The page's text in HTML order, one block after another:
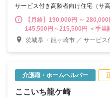
サービス付き高齢者向け住宅（サ高
【月給】190,000円 ～
145,500円～215,500円 ＜手当詳細＞ ＊夜勤手当：4,600円/回 ＊資
格手当：1,500円～ 介護福祉
茨城県 ・龍ヶ崎市 ／ サービス
介護職・ホームヘルパー
ここいち龍ケ崎